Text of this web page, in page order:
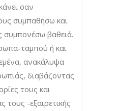
σαν
συμπαθήσω και
συμπονέσω βαθειά.
ταμπού ή και
ανακάλυψα
διαβάζοντας
τους και
-εξαιρετικής